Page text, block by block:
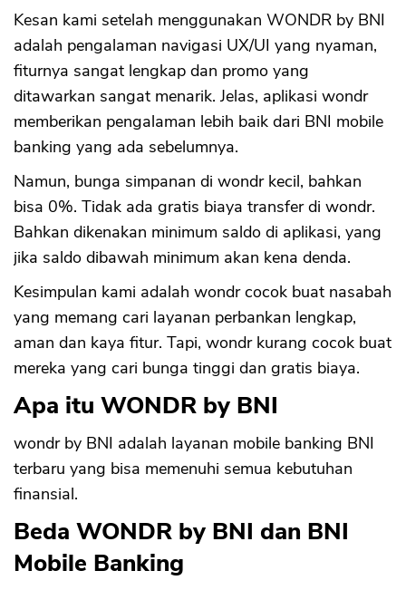
Kesan kami setelah menggunakan WONDR by BNI
adalah pengalaman navigasi UX/UI yang nyaman,
fiturnya sangat lengkap dan promo yang
ditawarkan sangat menarik. Jelas, aplikasi wondr
memberikan pengalaman lebih baik dari BNI mobile
banking yang ada sebelumnya.
Namun, bunga simpanan di wondr kecil, bahkan
bisa 0%. Tidak ada gratis biaya transfer di wondr.
Bahkan dikenakan minimum saldo di aplikasi, yang
jika saldo dibawah minimum akan kena denda.
Kesimpulan kami adalah wondr cocok buat nasabah
yang memang cari layanan perbankan lengkap,
aman dan kaya fitur. Tapi, wondr kurang cocok buat
mereka yang cari bunga tinggi dan gratis biaya.
Apa itu WONDR by BNI
wondr by BNI adalah layanan mobile banking BNI
terbaru yang bisa memenuhi semua kebutuhan
finansial.
Beda WONDR by BNI dan BNI
Mobile Banking